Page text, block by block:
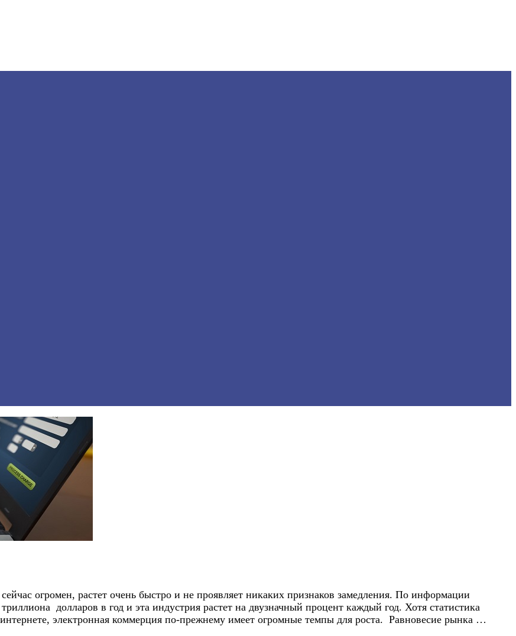
огромен, растет очень быстро и не проявляет никаких признаков замедления. По информации
долларов в год и эта индустрия растет на двузначный процент каждый год. Хотя статистика
электронная коммерция по-прежнему имеет огромные темпы для роста. Равновесие рынка …